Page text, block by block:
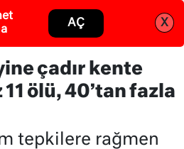
AÇ X
Abone ol Giriş
çadır kente
11 ölü, 40’tan fazla
tepkilere rağmen